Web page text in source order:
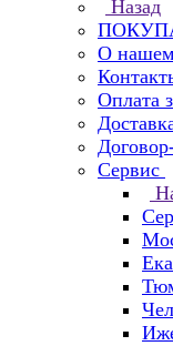
Назад
О нашем
Оплата
Сервис